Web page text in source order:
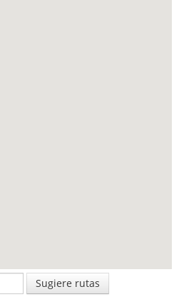
Sugiere rutas